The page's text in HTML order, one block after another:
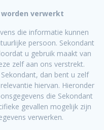
verwerkt
die informatie kunnen
persoon. Sekondant
u gebruik maakt van
zelf aan ons verstrekt.
dan bent u zelf
hiervan. Hieronder
die Sekondant
gevallen mogelijk zijn
verwerken.